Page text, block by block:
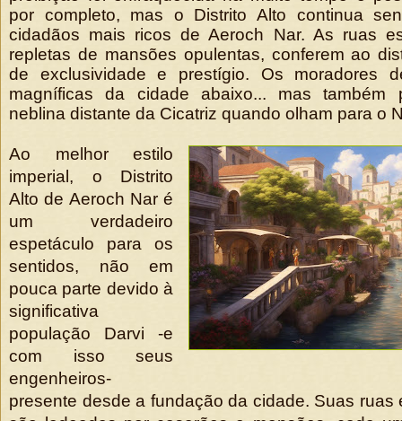
por completo, mas o Distrito Alto continua
cidadãos mais ricos de Aeroch Nar. As ruas
repletas de mansões opulentas, conferem ao
de exclusividade e prestígio. Os moradores
magníficas da cidade abaixo... mas também
neblina distante da Cicatriz quando olham para o
Ao melhor estilo
imperial, o Distrito
Alto de Aeroch Nar é
um verdadeiro
espetáculo para os
sentidos, não em
pouca parte devido à
significativa
população Darvi -e
com isso seus
engenheiros-
presente desde a fundação da cidade. Suas ruas